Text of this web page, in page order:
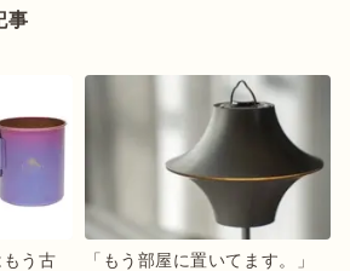
事
もう古
「もう部屋に置いてます。」